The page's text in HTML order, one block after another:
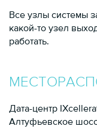
Все узлы системы
какой-то узел
работать.
Дата-центр
Алтуфьевское